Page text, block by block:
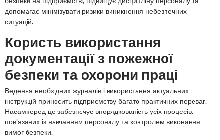
допомагає мінімізувати ризики виникнення небезпечних
ситуацій.
Користь використання
документації з пожежної
безпеки та охорони праці
Ведення необхідних журналів і використання актуальних
інструкцій приносить підприємству багато практичних переваг.
Насамперед це забезпечує впорядкованість усіх процесів,
пов'язаних із навчанням персоналу та контролем виконання
вимог безпеки.